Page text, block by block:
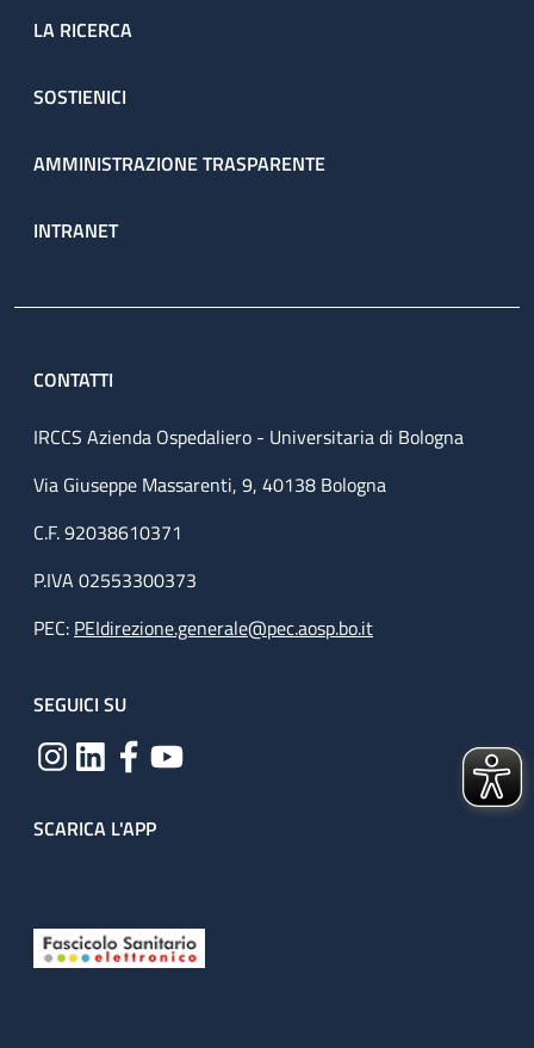
LA RICERCA
SOSTIENICI
AMMINISTRAZIONE TRASPARENTE
INTRANET
CONTATTI
IRCCS Azienda Ospedaliero - Universitaria di Bologna
Via Giuseppe Massarenti, 9, 40138 Bologna
C.F. 92038610371
P.IVA 02553300373
PEC: PEIdirezione.generale@pec.aosp.bo.it
SEGUICI SU
SCARICA L'APP